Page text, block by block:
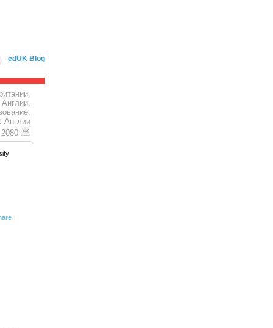
edUK Blog
Англии,
Англии